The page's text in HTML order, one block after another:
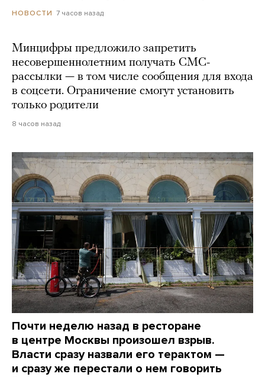
НОВОСТИ 7 часов назад
Минцифры предложило запретить
несовершеннолетним получать СМС-
рассылки — в том числе сообщения для входа
в соцсети. Ограничение смогут установить
только родители
8 часов назад
Почти неделю назад в ресторане
в центре Москвы произошел взрыв.
Власти сразу назвали его терактом —
и сразу же перестали о нем говорить